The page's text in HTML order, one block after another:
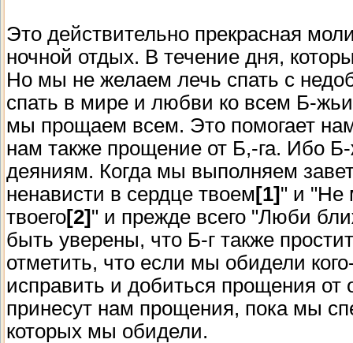
Это действительно прекрасная
ночной отдых. В течение дня,
Но мы не желаем лечь спать с
спать в мире и любви ко всем Б-
мы прощаем всем. Это помогает
нам также прощение от Б,-га. Ибо
деяниям. Когда мы выполняем
ненависти в сердце твоем[1]" и "Не
твоего[2]" и прежде всего "Люби
быть уверены, что Б-г также
отметить, что если мы обидели
исправить и добиться прощения
принесут нам прощения, пока мы
которых мы обидели.